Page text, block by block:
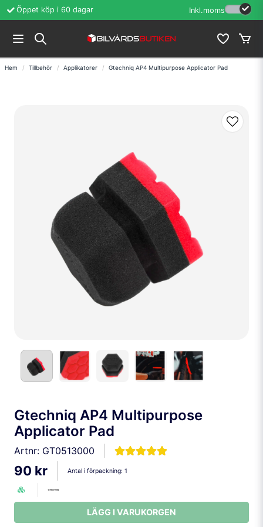
Öppet köp i 60 dagar Erfarenhet sedan
Inkl.moms
Hem Tillbehör Applikatorer Gtechniq AP4 Multipurpose Applicator Pad
Gtechniq AP4 Multipurpose
Applicator Pad
Artnr: GT0513000
90 kr Antal i förpackning: 1
LÄGG I VARUKORGEN